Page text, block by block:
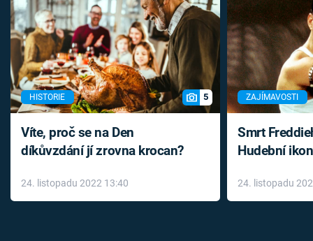
HISTORIE 5
Víte, proč se na Den
díkůvzdání jí zrovna krocan?
24. listopadu 2022 13:40
ZAJÍMAVOSTI
Smrt
Hudební
léky
24. listopadu